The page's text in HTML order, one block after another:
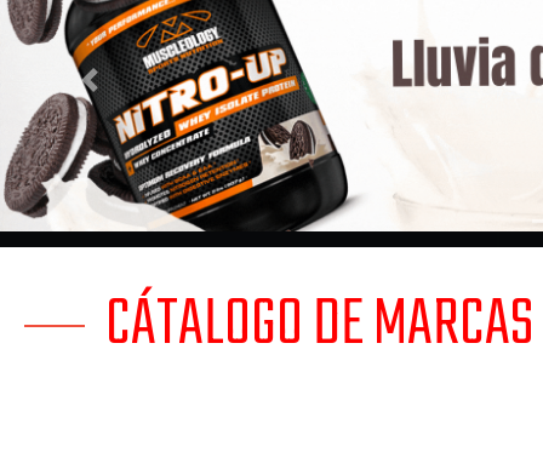
Micronizada
Saborizada
Previous
CÁTALOGO DE MARCAS